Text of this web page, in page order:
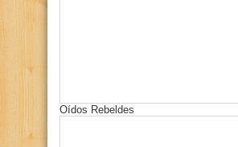
Oídos Rebeldes